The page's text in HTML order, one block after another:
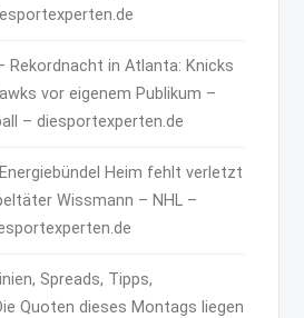
Rekordnacht in Atlanta: Knicks
vor eigenem Publikum –
– diesportexperten.de
Energiebündel Heim fehlt verletzt
Wissmann – NHL –
Spreads, Tipps,
Quoten dieses Montags liegen